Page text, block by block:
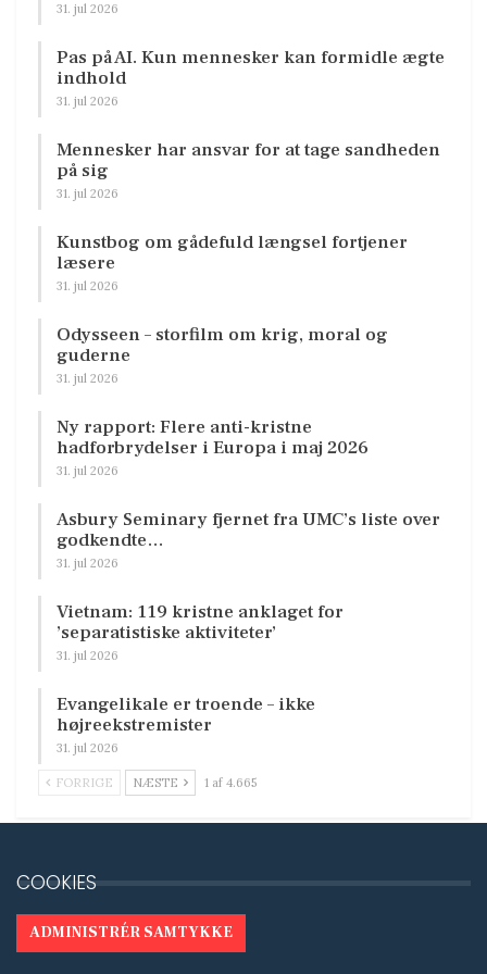
31. jul 2026
Pas på AI. Kun mennesker kan formidle ægte
indhold
31. jul 2026
Mennesker har ansvar for at tage sandheden
på sig
31. jul 2026
Kunstbog om gådefuld længsel fortjener
læsere
31. jul 2026
Odysseen – storfilm om krig, moral og
guderne
31. jul 2026
Ny rapport: Flere anti-kristne
hadforbrydelser i Europa i maj 2026
31. jul 2026
Asbury Seminary fjernet fra UMC’s liste over
godkendte…
31. jul 2026
Vietnam: 119 kristne anklaget for
’separatistiske aktiviteter’
31. jul 2026
Evangelikale er troende – ikke
højreekstremister
31. jul 2026
FORRIGE NÆSTE 1 af 4.665
COOKIES
ADMINISTRÉR SAMTYKKE